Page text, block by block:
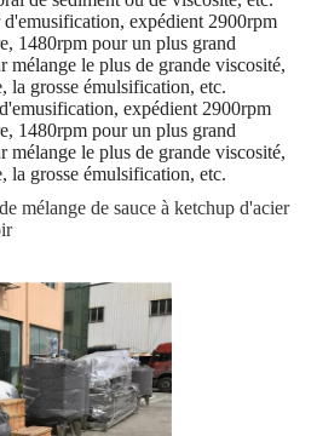
expédient 2900rpm
1480rpm pour un plus grand
mélange le plus de grande viscosité,
la grosse émulsification, etc.
expédient 2900rpm
1480rpm pour un plus grand
mélange le plus de grande viscosité,
la grosse émulsification, etc.
mélange de sauce à ketchup d'acier